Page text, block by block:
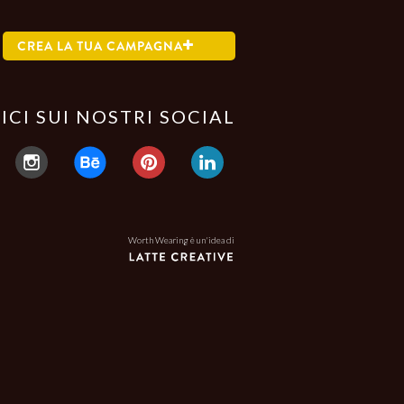
CREA LA TUA CAMPAGNA
SUI NOSTRI SOCIAL
Worth Wearing è un'idea di